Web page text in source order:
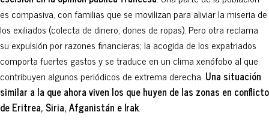
es compasiva, con familias que se movilizan para aliviar la miseria de
los exiliados (colecta de dinero, dones de ropas). Pero otra reclama
su expulsión por razones financieras; la acogida de los expatriados
comporta fuertes gastos y se traduce en un clima xenófobo al que
contribuyen algunos periódicos de extrema derecha. Una situación
similar a la que ahora viven los que huyen de las zonas en conflicto
de Eritrea, Siria, Afganistán e Irak.